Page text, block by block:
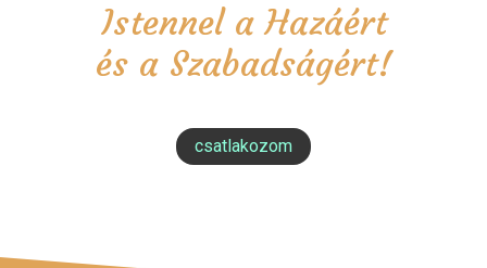
Istennel a Hazáért
és a Szabadságért!
csatlakozom